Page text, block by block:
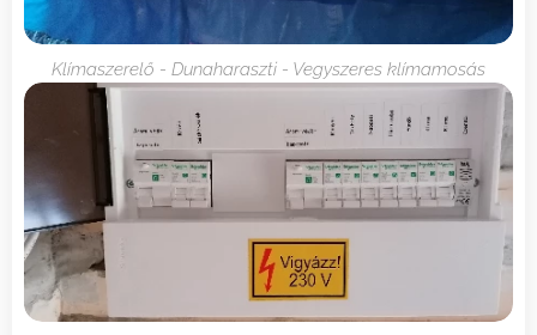
Klímaszerelő - Dunaharaszti - Vegyszeres klímamosás